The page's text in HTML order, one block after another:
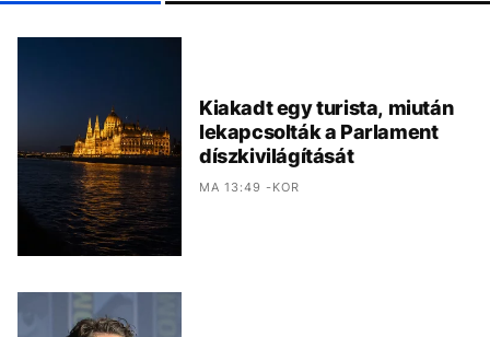
Kiakadt egy turista, miután
lekapcsolták a Parlament
díszkivilágítását
MA 13:49 -KOR